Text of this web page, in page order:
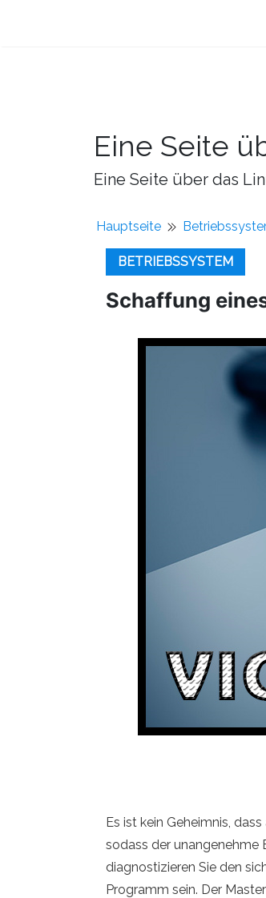
Eine Seite
Eine Seite über das
Hauptseite
BETRIEBSSYSTEM
Schaffung
Es ist kein Geheimnis,
sodass der unangenehme
diagnostizieren Sie den
Programm sein. Der